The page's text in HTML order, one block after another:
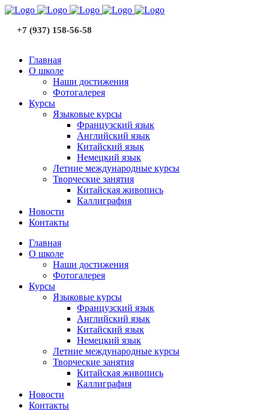
+7 (937) 158-56-58
Главная
О школе
Наши достижения
Фотогалерея
Курсы
Языковые курсы
Французский язык
Английский язык
Китайский язык
Немецкий язык
Летние международные курсы
Творческие занятия
Китайская живопись
Каллиграфия
Новости
Контакты
Главная
О школе
Наши достижения
Фотогалерея
Курсы
Языковые курсы
Французский язык
Английский язык
Китайский язык
Немецкий язык
Летние международные курсы
Творческие занятия
Китайская живопись
Каллиграфия
Новости
Контакты